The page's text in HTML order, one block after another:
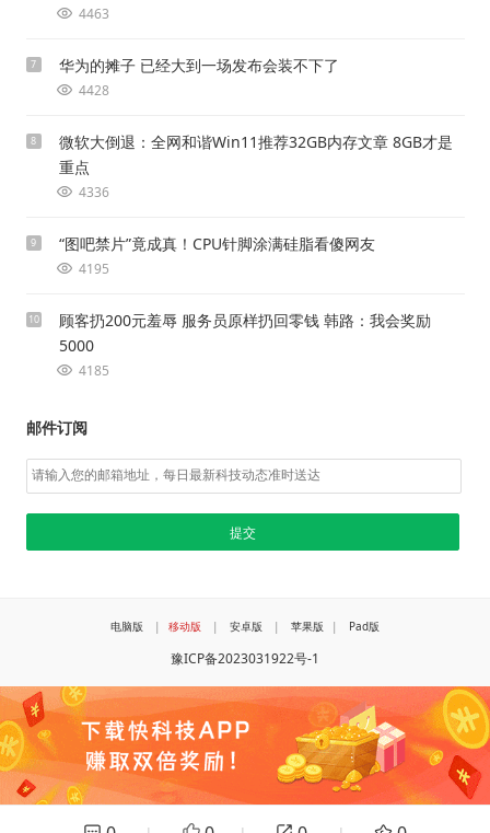
4463
7 华为的摊子 已经大到一场发布会装不下了
4428
8
微软大倒退：全网和谐Win11推荐32GB内存文章 8GB才是
重点
4336
9 “图吧禁片”竟成真！CPU针脚涂满硅脂看傻网友
4195
10
顾客扔200元羞辱 服务员原样扔回零钱 韩路：我会奖励
5000
4185
邮件订阅
电脑版 | 移动版 | 安卓版 | 苹果版 | Pad版
豫ICP备2023031922号-1